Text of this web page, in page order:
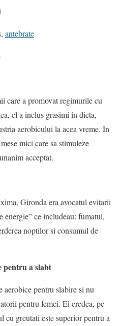
antebrate
care a promovat regimurile cu
el a inclus grasimi in dieta,
aerobicului la acea vreme. In
mici care sa stimuleze
acceptat.
Gironda era avocatul evitarii
energie” ce includeau: fumatul,
noptilor si consumul de
pentru a slabi
pentru slabire si nu
pentru femei. El credea, pe
cu greutati este superior pentru a